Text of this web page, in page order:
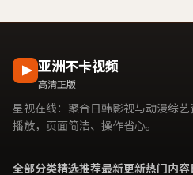
亚洲不卡视频
高清正版
星视在线：聚合日韩影视与动漫综
播放，页面简洁、操作省心。
全部分类精选推荐最新更新热门内容